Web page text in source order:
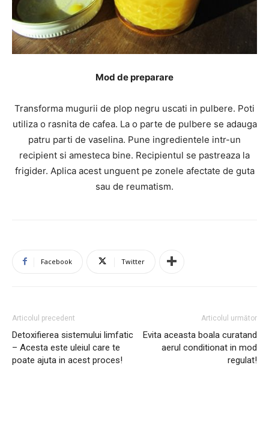
Mod de preparare
Transforma mugurii de plop negru uscati in pulbere. Poti
utiliza o rasnita de cafea. La o parte de pulbere se adauga
patru parti de vaselina. Pune ingredientele intr-un
recipient si amesteca bine. Recipientul se pastreaza la
frigider. Aplica acest unguent pe zonele afectate de guta
sau de reumatism.
Facebook Twitter
Articolul precedent
Detoxifierea sistemului limfatic
– Acesta este uleiul care te
poate ajuta in acest proces!
Articolul următor
Evita aceasta boala curatand
aerul conditionat in mod
regulat!